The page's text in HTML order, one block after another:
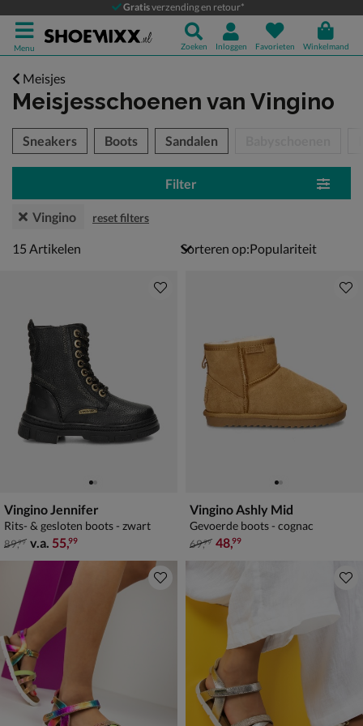
Gratisverzending en retour*
Menu Zoeken Inloggen Favorieten Winkelmand
Meisjes
Meisjesschoenen van Vingino
over
Sneakers Boots Sandalen
Filter
Vingino reset filters
15 artikelen
15 Artikelen Sorteren op:
Vingino Jennifer
Rits- & gesloten boots - zwart
van € 89,99 vanaf € 55,99
89,99 v.a. 55,99
Vingino Ashly Mid
Gevoerde boots - cognac
van € 69,99 voor € 48,99
69,99 48,99